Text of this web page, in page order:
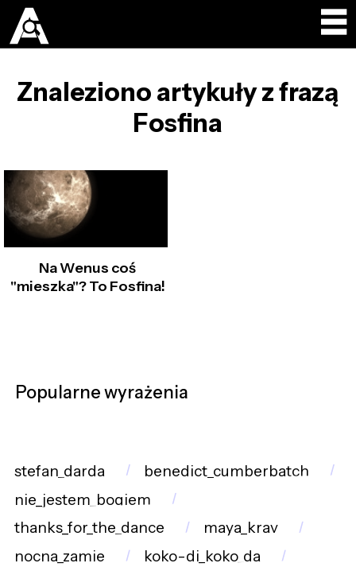
Znaleziono artykuły z frazą
Fosfina
Na Wenus coś
"mieszka"? To Fosfina!
Popularne wyrażenia
stefan_darda
benedict_cumberbatch
nie_jestem_bogiem
thanks_for_the_dance
maya_krav
nocna_zamie
koko-di_koko_da